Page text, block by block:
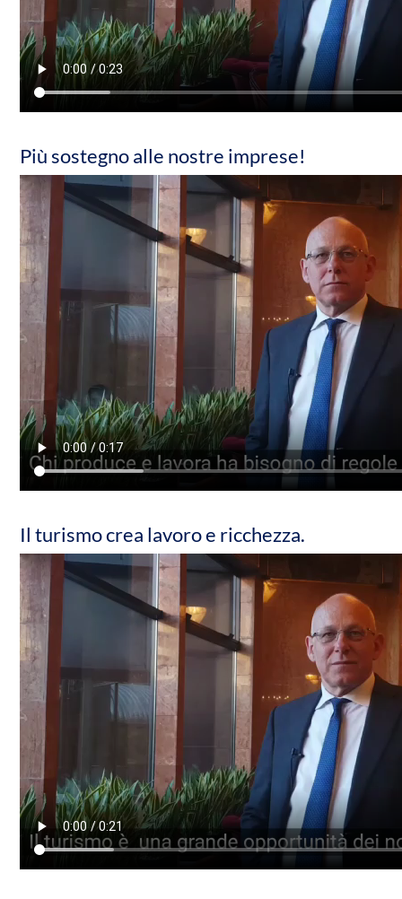
Più sostegno alle nostre imprese!
Il turismo crea lavoro e ricchezza.